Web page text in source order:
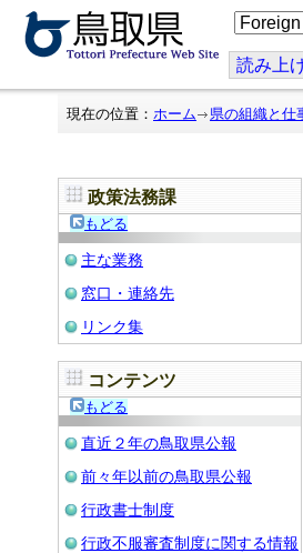
こ
の
ジ
を
翻
読み上
現在の位置： ホーム 県の組織と仕
政策法務課
もどる
主な業務
窓口・連絡先
リンク集
コンテンツ
もどる
直近２年の鳥取県公報
前々年以前の鳥取県公報
行政書士制度
行政不服審査制度に関する情報